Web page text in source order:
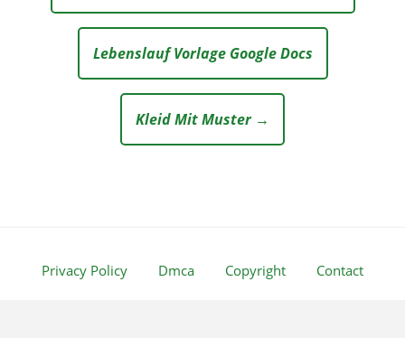
Lebenslauf Vorlage Google Docs
Kleid Mit Muster →
Privacy Policy Dmca Copyright Contact